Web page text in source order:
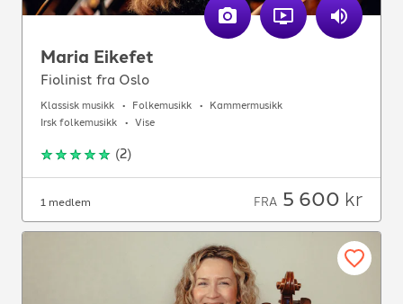
Maria Eikefet
Fiolinist fra Oslo
Klassisk musikk Folkemusikk
Kammermusikk
Irsk folkemusikk
Vise
(2)
1 medlem FRA 5 600 kr